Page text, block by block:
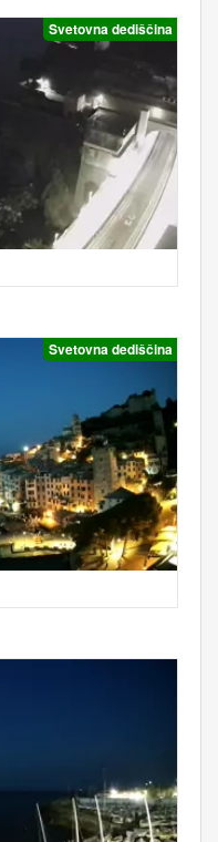
Svetovna dediščina
Svetovna dediščina